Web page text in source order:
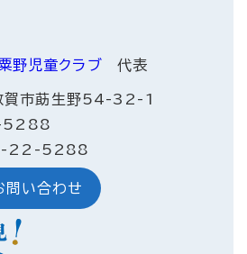
野児童クラブ 代表
賀市莇生野54-32-1
5288
22-5288
問い合わせ